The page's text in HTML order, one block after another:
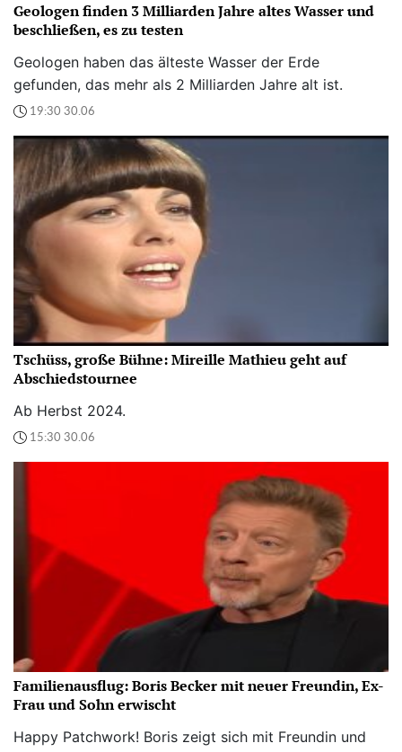
Geologen finden 3 Milliarden Jahre altes Wasser und
beschließen, es zu testen
Geologen haben das älteste Wasser der Erde
gefunden, das mehr als 2 Milliarden Jahre alt ist.
19:30 30.06
Tschüss, große Bühne: Mireille Mathieu geht auf
Abschiedstournee
Ab Herbst 2024.
15:30 30.06
Familienausflug: Boris Becker mit neuer Freundin, Ex-
Frau und Sohn erwischt
Happy Patchwork! Boris zeigt sich mit Freundin und